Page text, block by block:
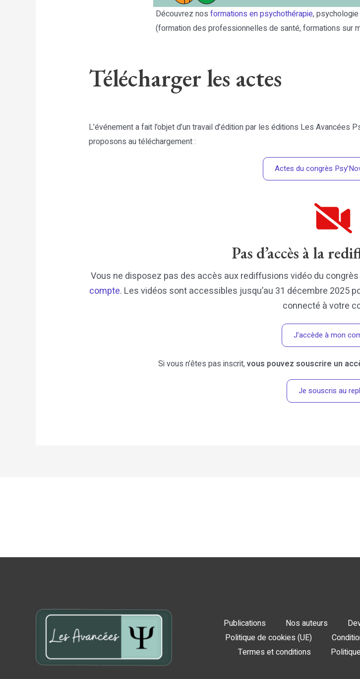
Découvrez nos formations en psychothérapie,
(formation des professionnelles de santé, formations sur
Télécharger les actes
L’événement a fait l’objet d’un travail d’édition par les éditions Les Avancées
proposons au téléchargement :
Actes du congrès
Pas d’accès à la
Vous ne disposez pas des accès aux rediffusions vidéo du congrès
compte. Les vidéos sont accessibles jusqu’au 31 décembre 2025
connecté à votre
J’accède à mon
Si vous n’êtes pas inscrit,vous pouvez souscrire un
Je souscris au
Publications Nos auteurs
Politique de cookies (UE)
Termes et conditions